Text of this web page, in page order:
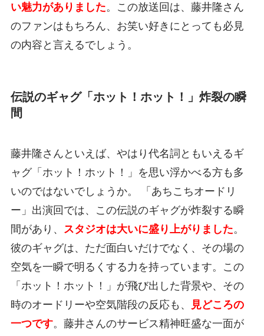
い魅力がありました。この放送回は、藤井隆さん
のファンはもちろん、お笑い好きにとっても必見
の内容と言えるでしょう。
伝説のギャグ「ホット！ホット！」炸裂の瞬
間
藤井隆さんといえば、やはり代名詞ともいえるギ
ャグ「ホット！ホット！」を思い浮かべる方も多
いのではないでしょうか。 「あちこちオードリ
ー」出演回では、この伝説のギャグが炸裂する瞬
間があり、 スタジオは大いに盛り上がりました。
彼のギャグは、ただ面白いだけでなく、その場の
空気を一瞬で明るくする力を持っています。この
「ホット！ホット！」が飛び出した背景や、その
時のオードリーや空気階段の反応も、
見どころの
一つです。藤井さんのサービス精神旺盛な一面が